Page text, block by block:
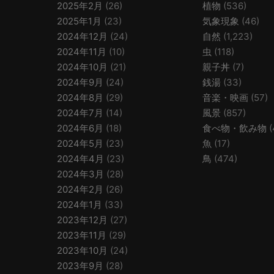
2025年2月 (26)
2025年1月 (23)
2024年12月 (24)
2024年11月 (10)
2024年10月 (21)
2024年9月 (24)
2024年8月 (29)
2024年7月 (14)
2024年6月 (18)
2024年5月 (23)
2024年4月 (23)
2024年3月 (28)
2024年2月 (26)
2024年1月 (33)
2023年12月 (27)
2023年11月 (29)
2023年10月 (24)
2023年9月 (28)
植物 (536)
気象現象 (46)
自然 (1,223)
虫 (118)
親子丼 (7)
銭湯 (33)
音楽・映画 (57)
風景 (857)
食べ物・飲み物
魚 (17)
鳥 (474)